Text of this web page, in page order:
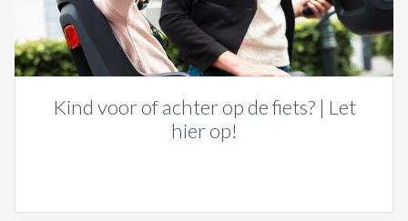
Kind voor of achter op de fiets? | Let
hier op!